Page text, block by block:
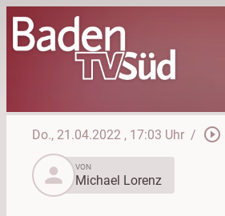
Do., 21.04.2022 , 17:03 Uhr / play_circle_outline
person
VON
Michael Lorenz